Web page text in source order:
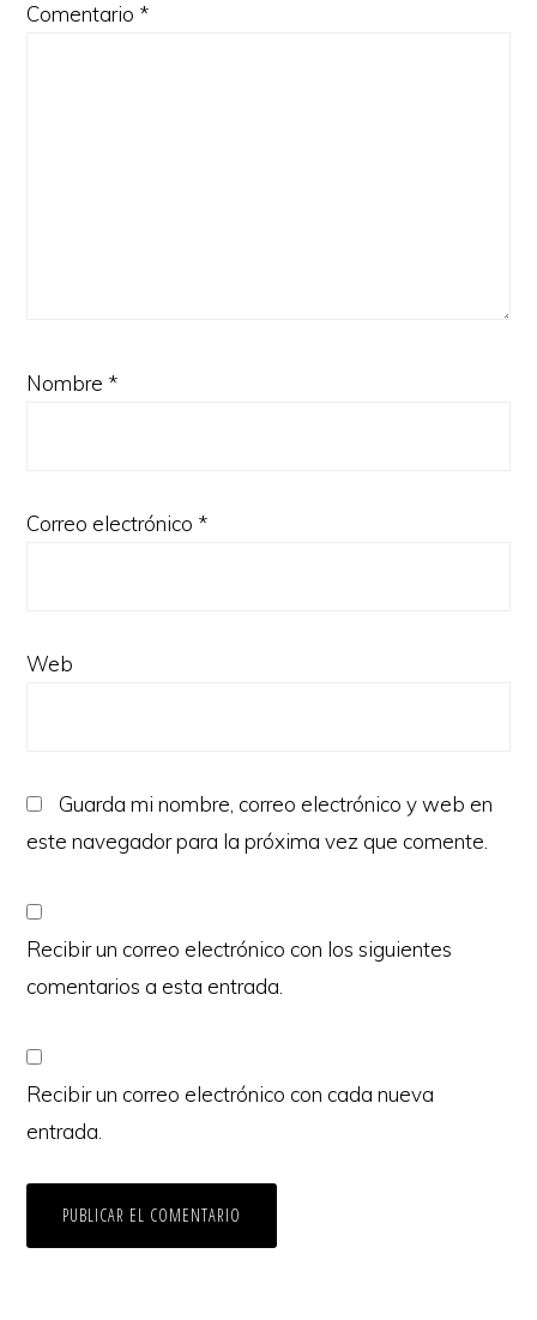
Comentario *
Nombre *
Correo electrónico *
Web
Guarda mi nombre, correo electrónico y web en
este navegador para la próxima vez que comente.
Recibir un correo electrónico con los siguientes
comentarios a esta entrada.
Recibir un correo electrónico con cada nueva
entrada.